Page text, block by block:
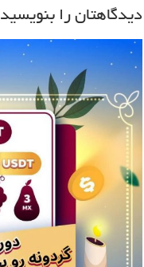
دیدگاهتان را بنویسید